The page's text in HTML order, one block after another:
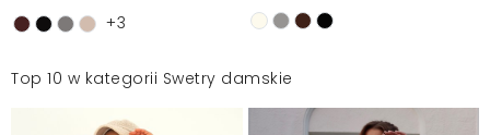
+3
Top 10 w kategorii Swetry damskie